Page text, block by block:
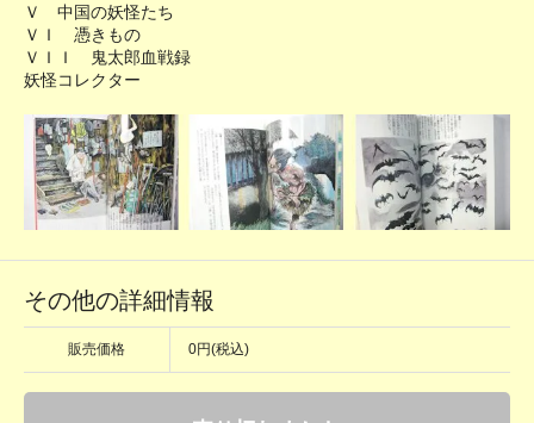
Ｖ 中国の妖怪たち
ＶＩ 憑きもの
ＶＩＩ 鬼太郎血戦録
妖怪コレクター
その他の詳細情報
販売価格 0円(税込)